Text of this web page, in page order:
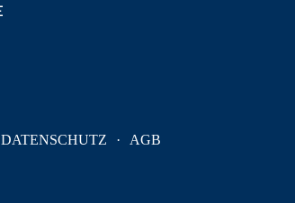
DATENSCHUTZ AGB